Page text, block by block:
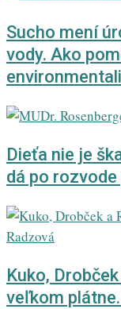
Sucho mení
vody. Ako
Dieťa nie je
dá po
Kuko,
veľkom